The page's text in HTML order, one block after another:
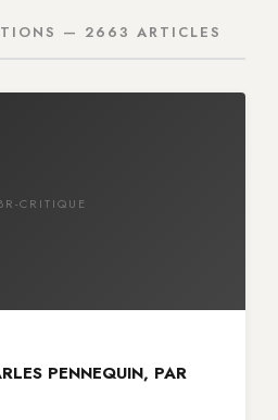
— 2663 ARTICLES
CRITIQUE
PENNEQUIN, PAR